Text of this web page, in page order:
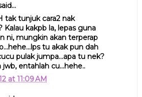
tak tunjuk cara2 nak
Kalau kakpb la, lepas guna
ni, mungkin akan terperap
tu akak pun dah
pulak jumpa...apa tu nek?
jwb, entahlah cu...hehe..
at 11:09 AM